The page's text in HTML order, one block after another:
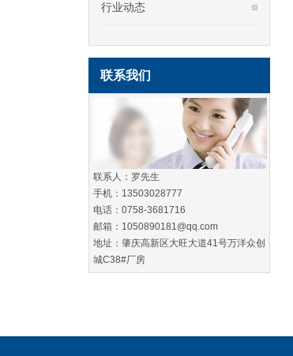
行业动态
联系我们
联系人：罗先生
手机：13503028777
电话：0758-3681716
邮箱：1050890181@qq.com
地址：肇庆高新区大旺大道41号万洋众创
城C38#厂房